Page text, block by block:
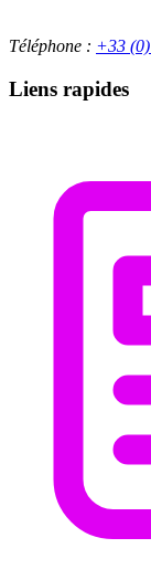
Téléphone : +33
Liens rapides